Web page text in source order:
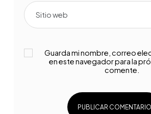
Guarda mi nombre, correo
en este navegador para la
comente.